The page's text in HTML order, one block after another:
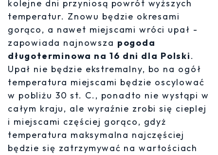
kolejne dni przyniosą powrót wyższych
temperatur. Znowu będzie okresami
gorąco, a nawet miejscami wróci upał -
zapowiada najnowsza pogoda
długoterminowa na 16 dni dla Polski.
Upał nie będzie ekstremalny, bo na ogół
temperatura miejscami będzie oscylować
w pobliżu 30 st. C., ponadto nie wystąpi w
całym kraju, ale wyraźnie zrobi się cieplej
i miejscami częściej gorąco, gdyż
temperatura maksymalna najczęściej
będzie się zatrzymywać na wartościach